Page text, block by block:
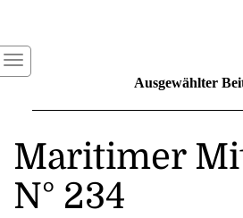
Ausgewählter
Maritimer
N° 234